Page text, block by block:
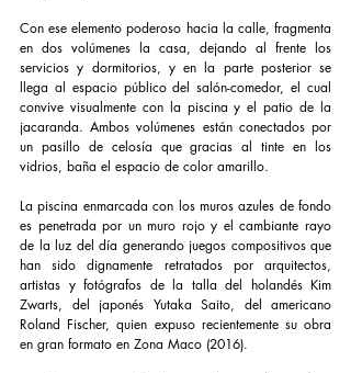
Con ese elemento poderoso hacia la calle, fragmenta
en dos volúmenes la casa, dejando al frente los
servicios y dormitorios, y en la parte posterior se
llega al espacio público del salón-comedor, el cual
convive visualmente con la piscina y el patio de la
jacaranda. Ambos volúmenes están conectados por
un pasillo de celosía que gracias al tinte en los
vidrios, baña el espacio de color amarillo.
La piscina enmarcada con los muros azules de fondo
es penetrada por un muro rojo y el cambiante rayo
de la luz del día generando juegos compositivos que
han sido dignamente retratados por arquitectos,
artistas y fotógrafos de la talla del holandés Kim
Zwarts, del japonés Yutaka Saito, del americano
Roland Fischer, quien expuso recientemente su obra
en gran formato en Zona Maco (2016).